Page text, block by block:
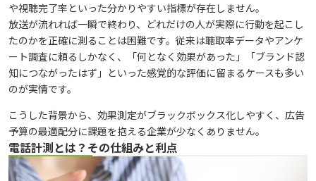
や視聴完了率といった分かりやすい指標が存在しません。
放送が流れれば一瞬で終わり、どれだけの人が実際に行動を起こし
たのかを正確に測ることは困難です。従来は聴取率データやアンケ
ート調査に頼るしかなく、「何となく効果があった」「ブランド認
知につながったはず」といった感覚的な評価に留まるケースも多い
のが実情です。
こうした背景から、効果測定がブラックボックス化しやすく、広告
予算の最適配分に課題を抱える企業が少なくありません。
電話計測とは？その仕組みと利点